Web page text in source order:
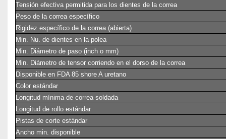
Tensión efectiva permitida para los dientes de la correa
Peso de la correa específico
Rigidez específico de la correa (abierta)
Min. Nu. de dientes en la polea
Min. Diámetro de paso (inch o mm)
Min. Diámetro de tensor corriendo en el dorso de la correa
Disponible en FDA 85 shore A uretano
Color estándar
Longitud mínima de correa soldada
Longitud de rollo estándar
Pistas de corte estándar
Ancho min. disponible